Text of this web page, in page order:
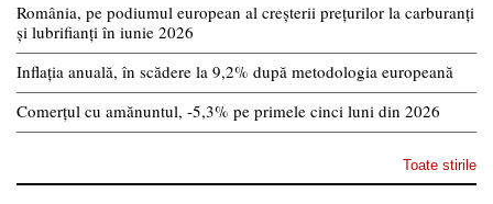
România, pe podiumul european al creșterii prețurilor la carburanți
și lubrifianți în iunie 2026
Inflația anuală, în scădere la 9,2% după metodologia europeană
Comerțul cu amănuntul, -5,3% pe primele cinci luni din 2026
Toate stirile